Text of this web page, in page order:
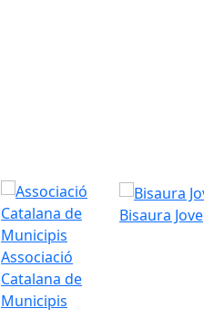
Associació
Catalana de
Municipis
Bisaura Jove